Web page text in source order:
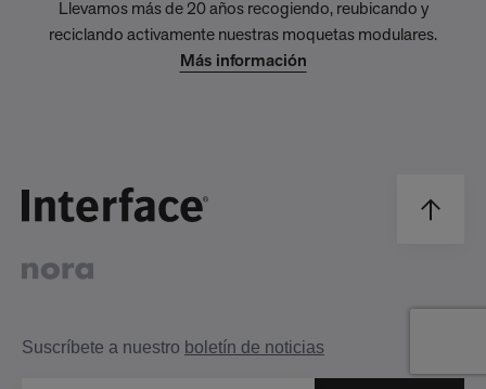
Llevamos más de 20 años recogiendo, reubicando y
reciclando activamente nuestras moquetas modulares.
Más información
Suscríbete a nuestro boletín de noticias